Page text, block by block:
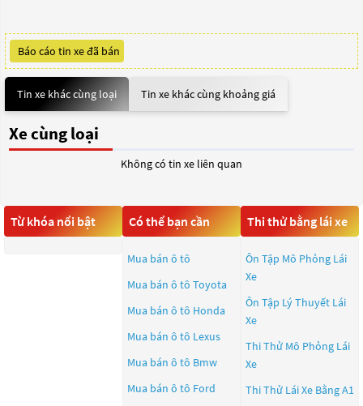
Báo cáo tin xe đã bán
Tin xe khác cùng loại Tin xe khác cùng khoảng giá
Xe cùng loại
Không có tin xe liên quan
Từ khóa nổi bật Có thể bạn cần
Mua bán ô tô
Mua bán ô tô Toyota
Mua bán ô tô Honda
Mua bán ô tô Lexus
Mua bán ô tô Bmw
Mua bán ô tô Ford
Thi thử bằng lái xe
Ôn Tập Mô Phỏng Lái
Xe
Ôn Tập Lý Thuyết Lái
Xe
Thi Thử Mô Phỏng Lái
Xe
Thi Thử Lái Xe Bằng A1